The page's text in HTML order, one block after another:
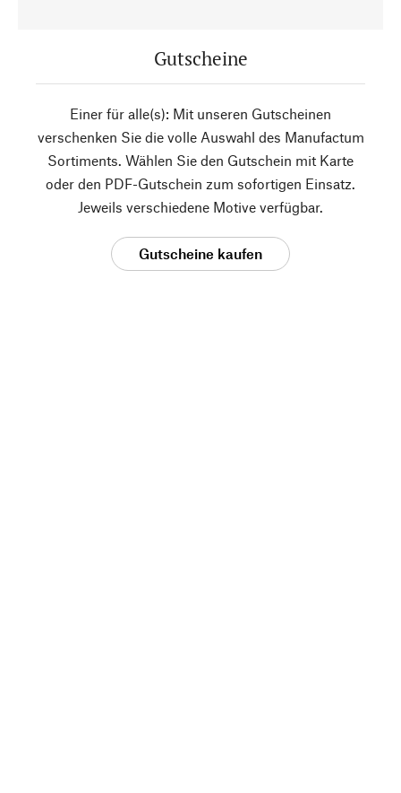
Gutscheine
Einer für alle(s): Mit unseren Gutscheinen
verschenken Sie die volle Auswahl des Manufactum
Sortiments. Wählen Sie den Gutschein mit Karte
oder den PDF-Gutschein zum sofortigen Einsatz.
Jeweils verschiedene Motive verfügbar.
Gutscheine kaufen